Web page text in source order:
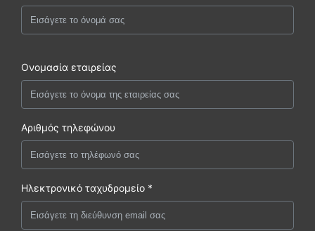
Ονομασία εταιρείας
Αριθμός τηλεφώνου
Ηλεκτρονικό ταχυδρομείο *